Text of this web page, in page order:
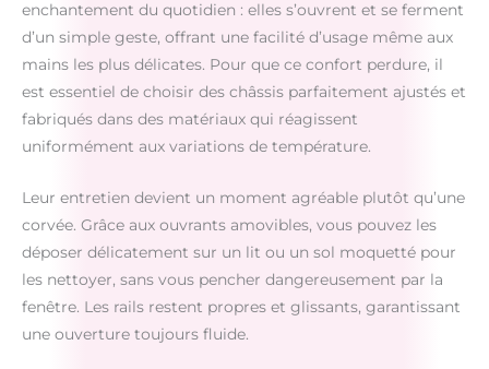
enchantement du quotidien : elles s’ouvrent et se ferment
d’un simple geste, offrant une facilité d’usage même aux
mains les plus délicates. Pour que ce confort perdure, il
est essentiel de choisir des châssis parfaitement ajustés et
fabriqués dans des matériaux qui réagissent
uniformément aux variations de température.
Leur entretien devient un moment agréable plutôt qu’une
corvée. Grâce aux ouvrants amovibles, vous pouvez les
déposer délicatement sur un lit ou un sol moquetté pour
les nettoyer, sans vous pencher dangereusement par la
fenêtre. Les rails restent propres et glissants, garantissant
une ouverture toujours fluide.